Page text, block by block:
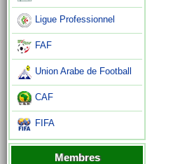
Ligue Professionnel
FAF
Union Arabe de Football
CAF
FIFA
Membres